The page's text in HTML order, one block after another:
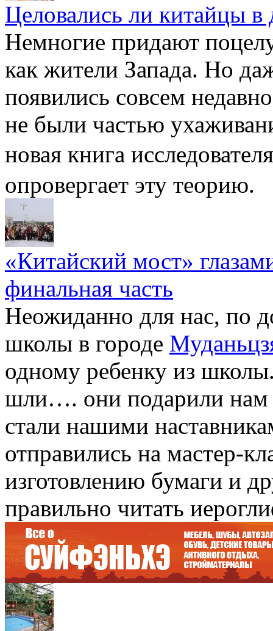
Целовались ли китайцы в
Немногие придают
как жители Запада. Но
появились совсем
не были частью
новая книга
опровергает эту теорию.
«Китайский мост»
финальная часть
Неожиданно для нас, по
школы в городе
одному ребенку из
шли…. они подарили нам
стали нашими
отправились на мастер-
изготовлению бумаги и
правильно читать